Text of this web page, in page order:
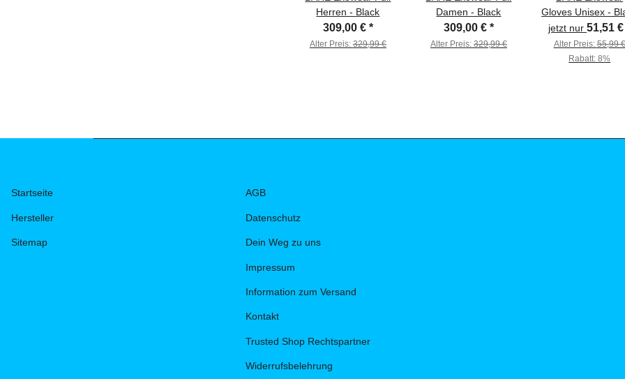
Herren - Black
309,00 € *
Alter Preis: 329,99 €
Damen - Black
309,00 € *
Alter Preis: 329,99 €
Gloves Unisex -
jetzt nur51,51
Alter Preis:55,99 €
Rabatt:8%
Startseite
Hersteller
Sitemap
AGB
Datenschutz
Dein Weg zu uns
Impressum
Information zum Versand
Kontakt
Trusted Shop Rechtspartner
Widerrufsbelehrung